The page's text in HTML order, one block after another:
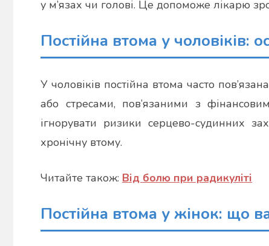
у м’язах чи голові. Це допоможе лікарю
Постійна втома у чоловіків:
У чоловіків постійна втома часто
або стресами, пов’язаними з
ігнорувати ризики серцево-судинних
хронічну втому.
Читайте також: Від болю при радикуліті
Постійна втома у жінок: що